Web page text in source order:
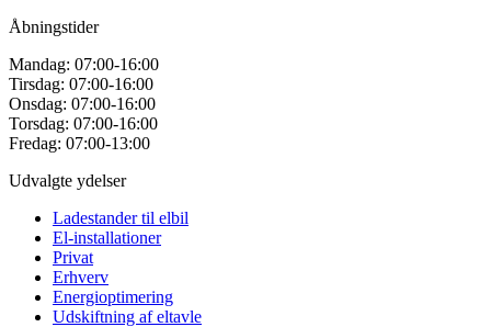
Åbningstider
Mandag: 07:00-16:00
Tirsdag: 07:00-16:00
Onsdag: 07:00-16:00
Torsdag: 07:00-16:00
Fredag: 07:00-13:00
Udvalgte ydelser
Ladestander til elbil
El-installationer
Privat
Erhverv
Energioptimering
Udskiftning af eltavle